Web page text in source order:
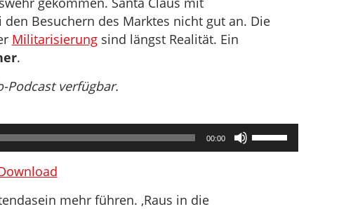
Besuchern des Marktes nicht gut an. Die
Militarisierungsind längst Realität. Ein
.
Podcast verfügbar.
00:00
Pfeiltasten
Hoch/Runter
mehr führen. ‚Raus in die